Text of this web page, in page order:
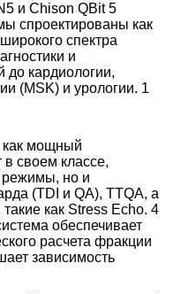
и Chison QBit 5
спроектированы как
спектра
и
до кардиологии,
(MSK) и урологии. 1
как мощный
в своем классе,
режимы, но и
(TDI и QA), TTQA, а
как Stress Echo. 4
обеспечивает
расчета фракции
зависимость